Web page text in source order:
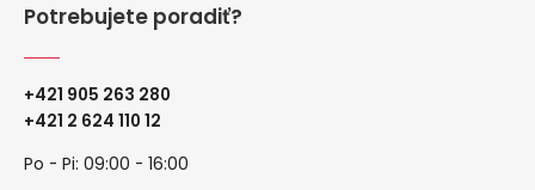
Potrebujete poradiť?
+421 905 263 280
+421 2 624 110 12
Po - Pi: 09:00 - 16:00